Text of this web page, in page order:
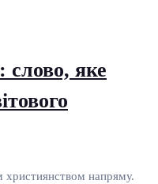
слово, яке
християнством напряму.